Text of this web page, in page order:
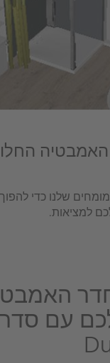
שלנו כדי
למציאות.
עם